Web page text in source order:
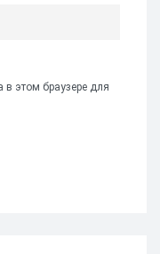
в этом браузере для